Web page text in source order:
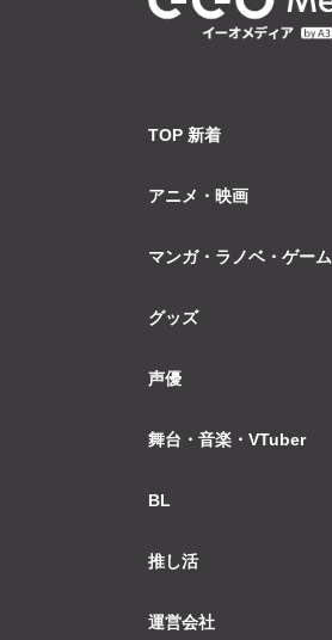
TOP 新着
アニメ・映画
マンガ・ラノベ・ゲーム
グッズ
声優
舞台・音楽・VTuber
BL
推し活
運営会社